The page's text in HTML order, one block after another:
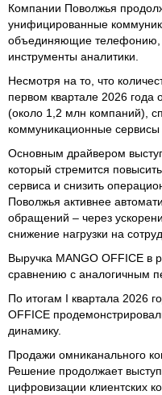
Компании Поволжья
унифицированные
объединяющие телефонию,
инструменты аналитики.
Несмотря на то, что
первом квартале 2026 года
(около 1,2 млн компаний),
коммуникационные сервисы
Основным драйвером
который стремится
сервиса и снизить
Поволжья активнее
обращений – через
снижение нагрузки на
Выручка MANGO OFFICE в
сравнению с аналогичным
По итогам I квартала 2026
OFFICE
динамику.
Продажи омниканального
Решение продолжает
цифровизации клиентских